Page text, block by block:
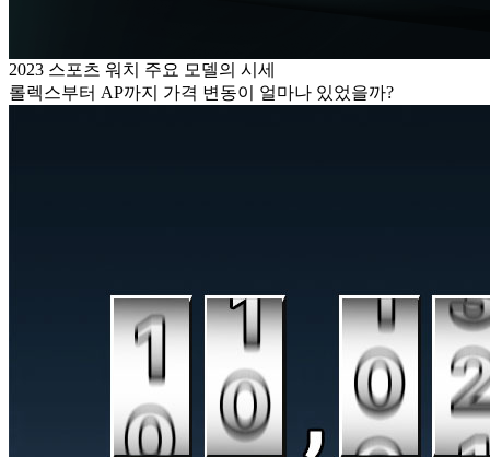
2023 스포츠 워치 주요 모델의 시세
롤렉스부터 AP까지 가격 변동이 얼마나 있었을까?